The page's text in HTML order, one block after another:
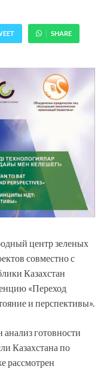
SHARE
центр зеленых
совместно с
Казахстан
«Переход
и перспективы».
готовности
Казахстана по
рассмотрен